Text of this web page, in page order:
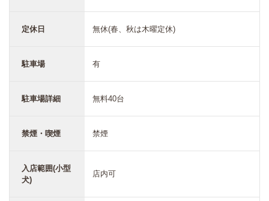
定休日 無休(春、秋は木曜定休)
駐車場 有
駐車場詳細 無料40台
禁煙・喫煙 禁煙
入店範囲(小型
犬)
店内可